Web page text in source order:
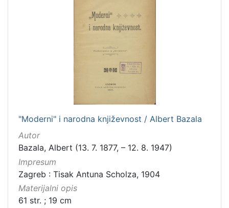
"Moderni" i narodna književnost / Albert Bazala
Autor
Bazala, Albert (13. 7. 1877, – 12. 8. 1947)
Impresum
Zagreb : Tisak Antuna Scholza, 1904
Materijalni opis
61 str. ; 19 cm